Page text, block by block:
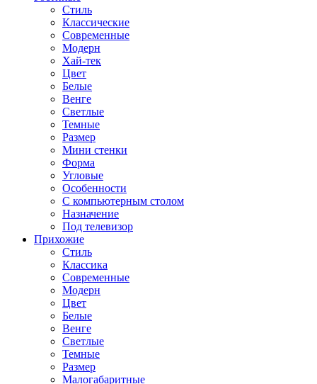
Стиль
Классические
Современные
Модерн
Хай-тек
Цвет
Белые
Венге
Светлые
Темные
Размер
Мини стенки
Форма
Угловые
Особенности
С компьютерным столом
Назначение
Под телевизор
Прихожие
Стиль
Классика
Современные
Модерн
Цвет
Белые
Венге
Светлые
Темные
Размер
Малогабаритные